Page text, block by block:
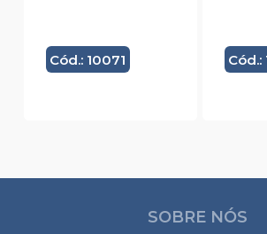
Cód.: 10071 Cód.:
SOBRE NÓS